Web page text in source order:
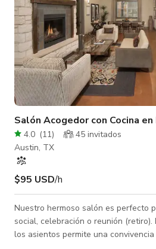
Salón Acogedor con Cocina
4.0 (11)
45 invitados
Austin, TX
$95 USD/h
Nuestro hermoso salón es perfecto
social, celebración o reunión
los asientos permite una